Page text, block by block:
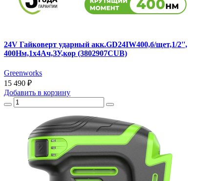
24V Гайковерт ударный акк.GD24IW400,б/щет,1/2'',
400Нм,1х4Ач,ЗУ,кор (3802907CUB)
Greenworks
15 490 ₽
Добавить в корзину